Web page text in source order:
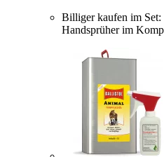
Billiger kaufen im
Handsprüher im